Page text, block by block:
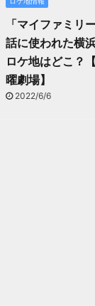
「マイファミリ
話に使われた横
ロケ地はどこ？
曜劇場】
2022/6/6